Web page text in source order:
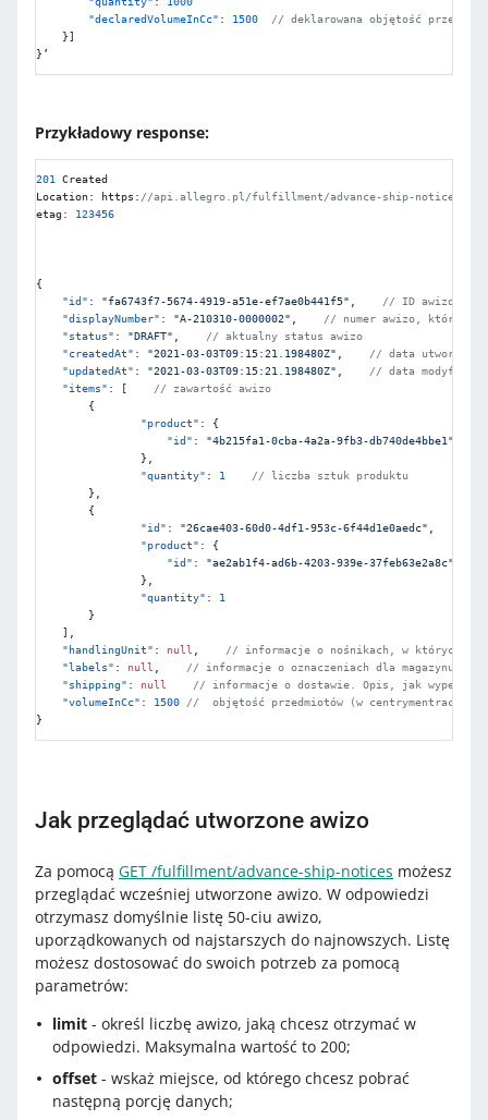
"declaredVolumeInCc" : 1500
// deklarowana objętość
}]
} ’
Przykładowy response:
201
Created
Location: https : //api.allegro.pl/fulfillment/advance-ship-notices/
etag : 123456
{
"id" : "fa6743f7-5674-4919-a51e-ef7ae0b441f5"
// ID awizo w
"displayNumber" : "A-210310-0000002"
// numer awizo, który
"status" : "DRAFT"
// aktualny status awizo
"createdAt" : "2021-03-03T09:15:21.198480Z"
// data utworzenia
"updatedAt" : "2021-03-03T09:15:21.198480Z"
// data
"items" : [
// zawartość awizo
{
"product" :
{
"id" : "4b215fa1-0cba-4a2a-9fb3-db740de4bbe1"
}
"quantity" : 1
// liczba sztuk produktu
}
{
"id" : "26cae403-60d0-4df1-953c-6f44d1e0aedc"
"product" :
{
"id" :
"ae2ab1f4-ad6b-4203-939e-37feb63e2a8c"
}
"quantity" :
1
}
]
"handlingUnit" : null
// informacje o nośnikach, w których
"labels" : null
// informacje o oznaczeniach dla magazynu,
"shipping" : null
// informacje o dostawie. Opis, jak wypełnić
"volumeInCc" : 1500
//  objętość przedmiotów (w centrymentrach
}
Jak przeglądać utworzone awizo
Za pomocą GET /fulfillment/advance-ship-notices możesz
przeglądać wcześniej utworzone awizo. W odpowiedzi
otrzymasz domyślnie listę 50-ciu awizo,
uporządkowanych od najstarszych do najnowszych. Listę
możesz dostosować do swoich potrzeb za pomocą
parametrów:
limit - określ liczbę awizo, jaką chcesz otrzymać w
odpowiedzi. Maksymalna wartość to 200;
offset - wskaż miejsce, od którego chcesz pobrać
następną porcję danych;